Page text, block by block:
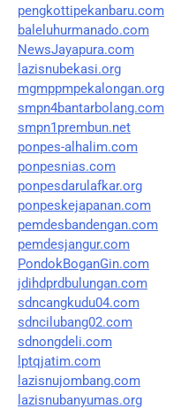
pengkottipekanbaru.com
baleluhurmanado.com
NewsJayapura.com
lazisnubekasi.org
mgmppmpekalongan.org
smpn4bantarbolang.com
smpn1prembun.net
ponpes-alhalim.com
ponpesnias.com
ponpesdarulafkar.org
ponpeskejapanan.com
pemdesbandengan.com
pemdesjangur.com
PondokBoganGin.com
jdihdprdbulungan.com
sdncangkudu04.com
sdncilubang02.com
sdnongdeli.com
lptqjatim.com
lazisnujombang.com
lazisnubanyumas.org